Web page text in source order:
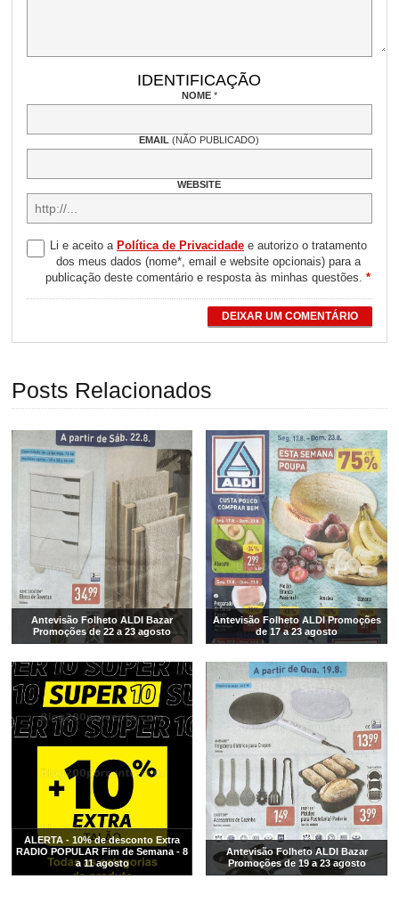
IDENTIFICAÇÃO
NOME *
EMAIL(NÃO PUBLICADO)
WEBSITE
Li e aceito a Política de Privacidadee autorizo o tratamento
dos meus dados (nome*, email e website opcionais) para a
publicação deste comentário e resposta às minhas questões.*
DEIXAR UM COMENTÁRIO
Posts Relacionados
Antevisão Folheto ALDI Bazar
Promoções de 22 a 23 agosto
Antevisão Folheto ALDI Promoções
de 17 a 23 agosto
ALERTA - 10% de desconto Extra
RADIO POPULAR Fim de Semana - 8
a 11 agosto
Antevisão Folheto ALDI Bazar
Promoções de 19 a 23 agosto